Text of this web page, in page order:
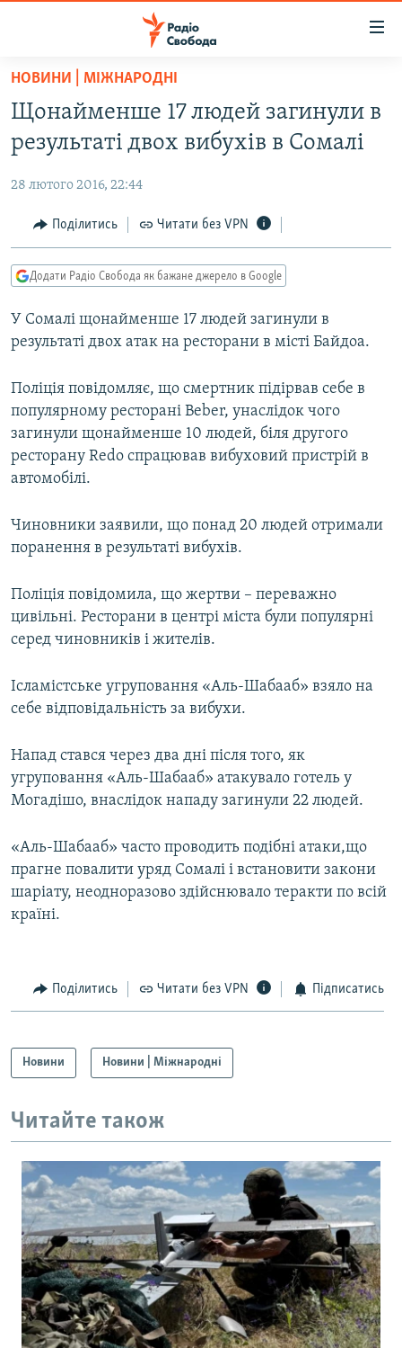
Перейти
основного
матеріалу
Перейти
до
навігації
Перейти
до
ВСЕ ЗА ДОБУ
СТАТТІ
ПОЛІТИКА
ЕКОНОМІКА
КУЛЬТУРА
СПОРТ
УКРАЇНА
СВІТ
ВІЙНА
РОСІЙСЬКА «ФІЛЬТРАЦІЯ»
КРИМ.РЕАЛІЇ
ТИ ЯК?
СХЕМИ
КИТАЙ.ВИКЛИКИ
МУЛЬТИМЕДІА
ФОТО
СПЕЦПРОЄКТИ
ПОДКАСТИ
РУС
УКР
КТАТ
ДОЛУЧАЙСЯ!
НОВИНИ | МІЖНАРОДНІ
Щонайменше 17 людей загинули в
результаті двох вибухів в Сомалі
28 лютого 2016, 22:44
Поділитись Читати без VPN
Додати Радіо Свобода як бажане джерело в Google
У Сомалі щонайменше 17 людей загинули в
результаті двох атак на ресторани в місті Байдоа.
Поліція повідомляє, що смертник підірвав себе в
популярному ресторані Beber, унаслідок чого
загинули щонайменше 10 людей, біля другого
ресторану Redo спрацював вибуховий пристрій в
автомобілі.
Чиновники заявили, що понад 20 людей отримали
поранення в результаті вибухів.
Поліція повідомила, що жертви – переважно
цивільні. Ресторани в центрі міста були популярні
серед чиновників і жителів.
Ісламістське угруповання «Аль-Шабааб» взяло на
себе відповідальність за вибухи.
Напад стався через два дні після того, як
угруповання «Аль-Шабааб» атакувало готель у
Могадішо, внаслідок нападу загинули 22 людей.
«Аль-Шабааб» часто проводить подібні атаки,що
прагне повалити уряд Сомалі і встановити закони
шаріату, неодноразово здійснювало теракти по всій
країні.
Поділитись Читати без VPN Підписатись
Новини Новини | Міжнародні
Читайте також